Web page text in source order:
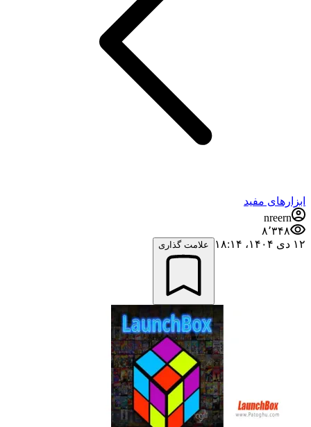
ابزارهای مفید
nreern
۸٬۳۴۸
۱۲ دی ۱۴۰۴،‏ ۱۸:۱۴
علامت گذاری